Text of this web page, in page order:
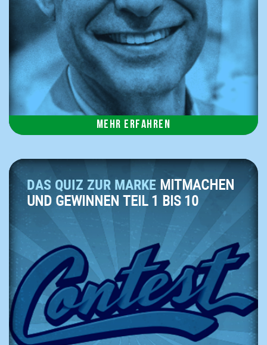
Mehr erfahren
DAS QUIZ ZUR MARKE MITMACHEN
UND GEWINNEN TEIL 1 BIS 10